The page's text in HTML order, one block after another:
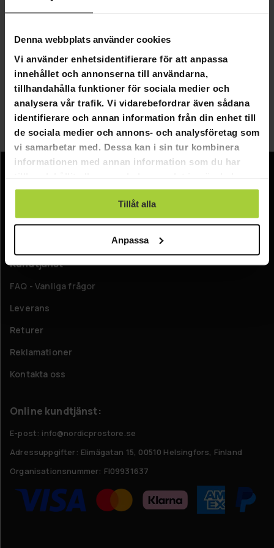
Denna webbplats använder cookies
Vi använder enhetsidentifierare för att anpassa
innehållet och annonserna till användarna,
tillhandahålla funktioner för sociala medier och
analysera vår trafik. Vi vidarebefordrar även sådana
identifierare och annan information från din enhet till
de sociala medier och annons- och analysföretag som
vi samarbetar med. Dessa kan i sin tur kombinera
informationen med annan information som du har
använt deras tjänster.
Tillåt alla
Anpassa
vinskåpet, och vissa modeller har ett separat
skåpet i olika grader.
Ljus, luftfuktighet och temperatur påverkar vinets
konservering och därför kan du påverka alla faktorer
med hjälp av ett vinskåp. I vårt utbud kan du hitta
vinskåp i olika storlekar med olika egenskaper.
Om oss
Kundtjänst
FAQ - Vanliga frågor
Leverans
Returer
Reklamationer
Kontakta oss
Online kundtjänst:
E-post: info@nordicprostore.se
Adressuppgifter: Elimägatan 15, 00510 Helsingfors, Finland
Organisationsnummer: FI09931637